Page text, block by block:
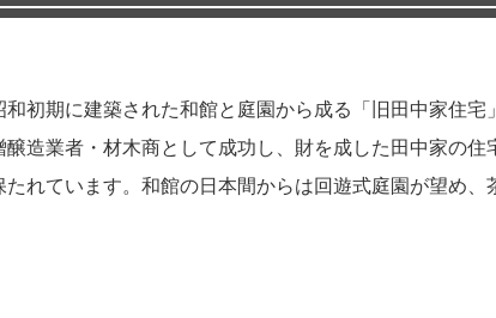
初期に建築された和館と庭園から成る「旧田中家住
造業者・材木商として成功し、財を成した田中家の
れています。和館の日本間からは回遊式庭園が望め、